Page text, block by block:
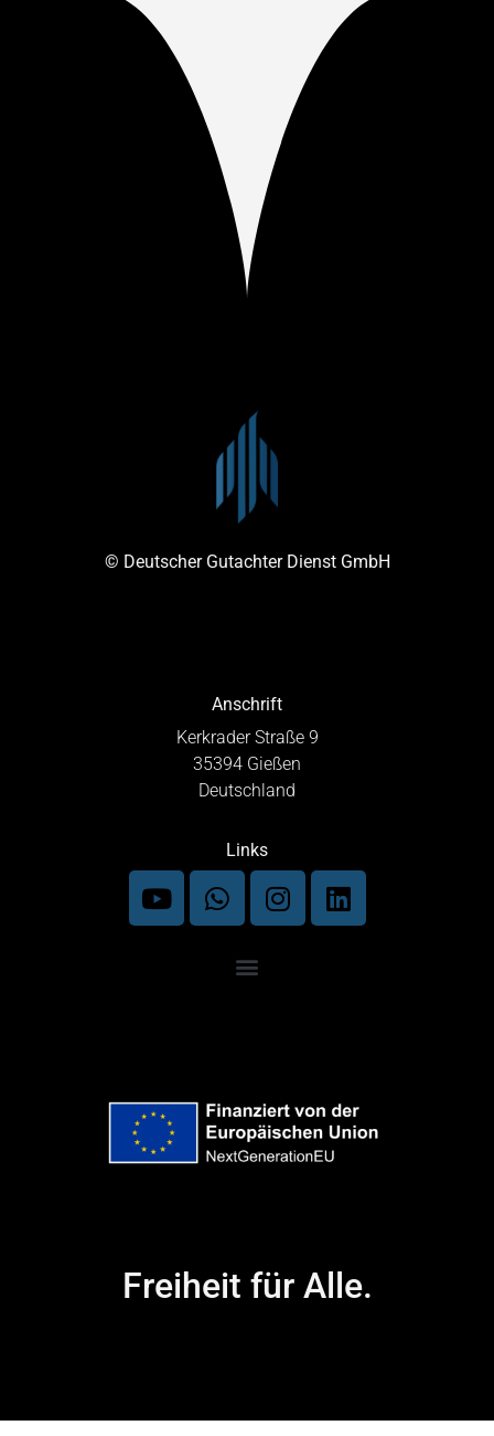
© Deutscher Gutachter Dienst GmbH
Anschrift
Kerkrader Straße 9
35394 Gießen
Deutschland
Links
Freiheit für Alle.